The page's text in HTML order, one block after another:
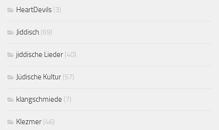
HeartDevils (3)
Jiddisch (69)
jiddische Lieder (40)
Jüdische Kultur (57)
klangschmiede (7)
Klezmer (46)